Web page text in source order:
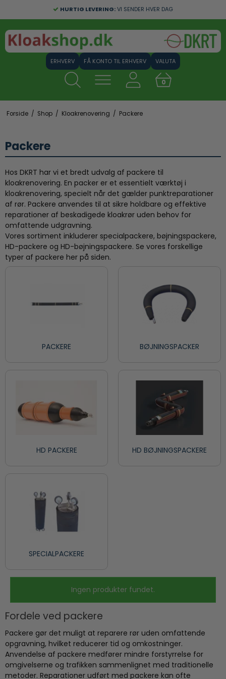
HURTIG LEVERING:VI SENDER HVER DAG
FÅ KONTO TIL ERHVERV VALUTA
0
Forside / Shop / Kloakrenovering / Packere
Packere
Hos DKRT har vi et bredt udvalg af packere til
kloakrenovering. En packer er et essentielt værktøj i
kloakrenovering, specielt når det gælder punktreparationer
af rør. Packere anvendes til at sikre holdbare og effektive
reparationer af beskadigede kloakrør uden behov for
omfattende udgravning.
Vores sortiment inkluderer specialpackere, bøjningspackere,
HD-packere og HD-bøjningspackere. Se vores forskellige
typer af packere her på siden.
PACKERE BØJNINGSPACKER
HD PACKERE HD BØJNINGSPACKERE
SPECIALPACKERE
Ingen produkter fundet.
Fordele ved packere
Packere gør det muligt at reparere rør uden omfattende
opgravning, hvilket reducerer tid og omkostninger.
Anvendelse af packere medfører mindre forstyrrelse for
omgivelserne og trafikken sammenlignet med traditionelle
metoder. Reparationer udført med packere kan ofte